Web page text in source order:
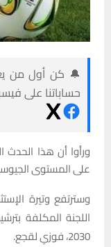
🔔 كن أول من
حساباتنا على
ورأوا أن هذا
على المستوى
وسترتفع وتيرة
اللجنة المكلفة
2030، فوزي لقجع.